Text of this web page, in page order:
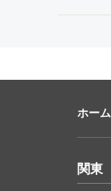
ホーム
関東